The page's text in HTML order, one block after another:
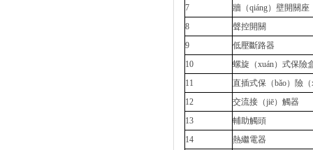
7
牆（qiáng）壁開關座
8
聲控開關
9
低壓斷路器
10
螺旋（xuán）式保險
11
直插式保（bǎo）險
12
交流接（jiē）觸器
13
輔助觸頭
14
熱繼電器